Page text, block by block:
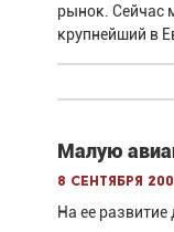
рынок. Сейчас
крупнейший в
Малую
8 сентября
На ее развитие